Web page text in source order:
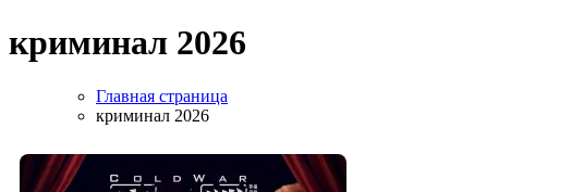
криминал 2026
Главная страница
криминал 2026